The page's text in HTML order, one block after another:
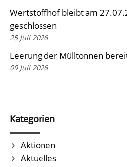
Wertstoffhof bleibt am
geschlossen
25 Juli 2026
Leerung der Mülltonnen
09 Juli 2026
Kategorien
Aktionen
Aktuelles